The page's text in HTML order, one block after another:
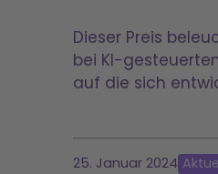
Dieser Preis
bei KI-
auf die sich
25. Januar 2024